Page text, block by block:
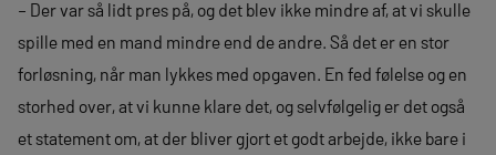
– Der var så lidt pres på, og det blev ikke mindre af, at vi skulle
spille med en mand mindre end de andre. Så det er en stor
forløsning, når man lykkes med opgaven. En fed følelse og en
storhed over, at vi kunne klare det, og selvfølgelig er det også
et statement om, at der bliver gjort et godt arbejde, ikke bare i